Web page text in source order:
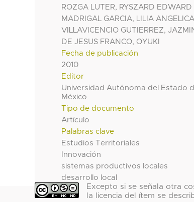
ROZGA LUTER, RYSZARD EDWARD
MADRIGAL GARCIA, LILIA
VILLAVICENCIO GUTIERREZ,
DE JESUS FRANCO, OYUKI
Fecha de publicación
2010
Editor
Universidad Autónoma del Estado
México
Tipo de documento
Artículo
Palabras clave
Estudios Territoriales
Innovación
sistemas productivos locales
desarrollo local
Excepto si se señala otra
la licencia del ítem se